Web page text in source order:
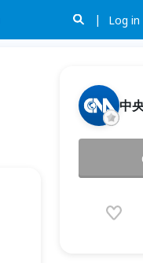
Log in
中
2026.07.06
(Fri) 17:00